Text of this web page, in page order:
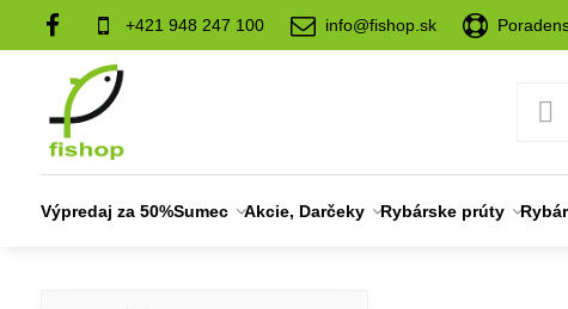
+421 948 247 100 info@fishop.sk
Výpredaj za 50%Sumec Akcie, Darčeky Rybárske prúty